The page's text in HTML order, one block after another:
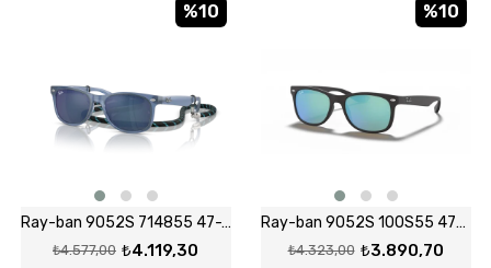
Ray-ban 9052S 714855 47-15 Güneş Gözlüğü
₺4.119,30
₺4.577,00
%10
Ray-ban 9052S 100S55 47-15 Güneş Gözlüğü
₺3.890,70
₺4.323,00
%10